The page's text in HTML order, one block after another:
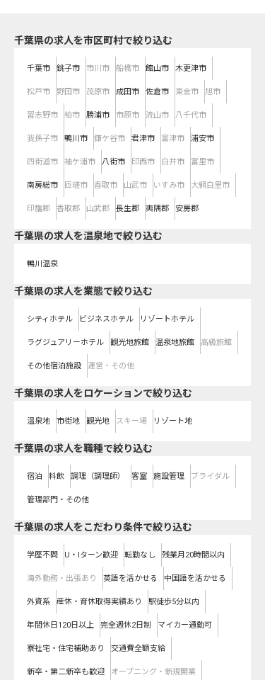
千葉県の求人を市区町村で絞り込む
千葉市 銚子市 市川市 船橋市 館山市 木更津市
松戸市 野田市 茂原市 成田市 佐倉市 東金市 旭市
習志野市 柏市 勝浦市 市原市 流山市 八千代市
我孫子市 鴨川市 鎌ケ谷市 君津市 富津市 浦安市
四街道市 袖ケ浦市 八街市 印西市 白井市 富里市
南房総市 匝瑳市 香取市 山武市 いすみ市 大網白里市
印旛郡 香取郡 山武郡 長生郡 夷隅郡 安房郡
千葉県の求人を温泉地で絞り込む
鴨川温泉
千葉県の求人を業態で絞り込む
シティホテル ビジネスホテル リゾートホテル
ラグジュアリーホテル 観光地旅館 温泉地旅館 高級旅館
その他宿泊施設 運営・その他
千葉県の求人をロケーションで絞り込む
温泉地 市街地 観光地 スキー場 リゾート地
千葉県の求人を職種で絞り込む
宿泊 料飲 調理（調理師） 客室 施設管理 ブライダル
管理部門・その他
千葉県の求人をこだわり条件で絞り込む
学歴不問 U・Iターン歓迎 転勤なし 残業月20時間以内
海外勤務・出張あり 英語を活かせる 中国語を活かせる
外資系 産休・育休取得実績あり 駅徒歩5分以内
年間休日120日以上 完全週休2日制 マイカー通勤可
寮社宅・住宅補助あり 交通費全額支給
新卒・第二新卒も歓迎 オープニング・新規開業